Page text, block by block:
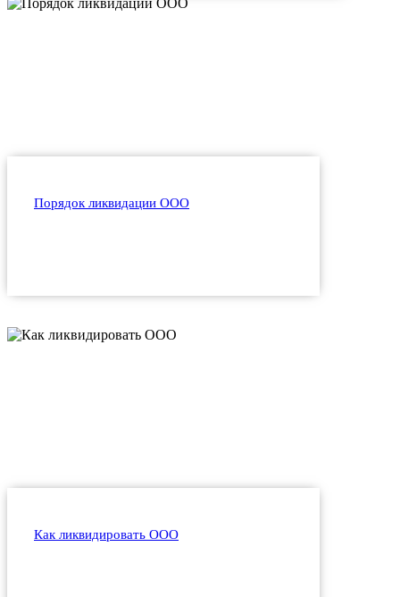
Порядок ликвидации ООО
Как ликвидировать ООО